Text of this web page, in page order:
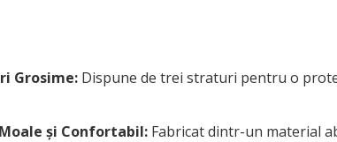
Grosime: Dispune de trei straturi pentru o
și Confortabil: Fabricat dintr-un material